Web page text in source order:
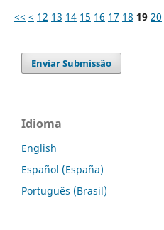
<< < 12 13 14 15 16 17 18 19 20
Enviar Submissão
Idioma
English
Español (España)
Português (Brasil)